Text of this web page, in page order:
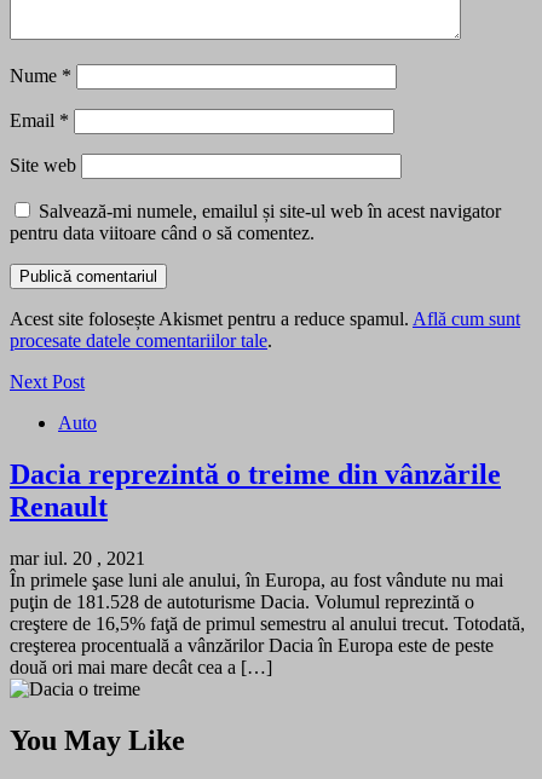
Nume *
Email *
Site web
Salvează-mi numele, emailul și site-ul web în acest navigator
pentru data viitoare când o să comentez.
Acest site folosește Akismet pentru a reduce spamul. Află cum sunt
procesate datele comentariilor tale.
Next Post
Auto
Dacia reprezintă o treime din vânzările
Renault
mar iul. 20 , 2021
În primele şase luni ale anului, în Europa, au fost vândute nu mai
puţin de 181.528 de autoturisme Dacia. Volumul reprezintă o
creştere de 16,5% faţă de primul semestru al anului trecut. Totodată,
creşterea procentuală a vânzărilor Dacia în Europa este de peste
două ori mai mare decât cea a […]
You May Like